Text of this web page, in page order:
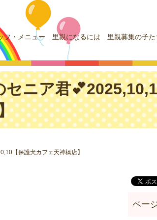
フ・メニュー 里親になるには 里親募集の子た
ニア君
【保護犬カフェ天神橋店】